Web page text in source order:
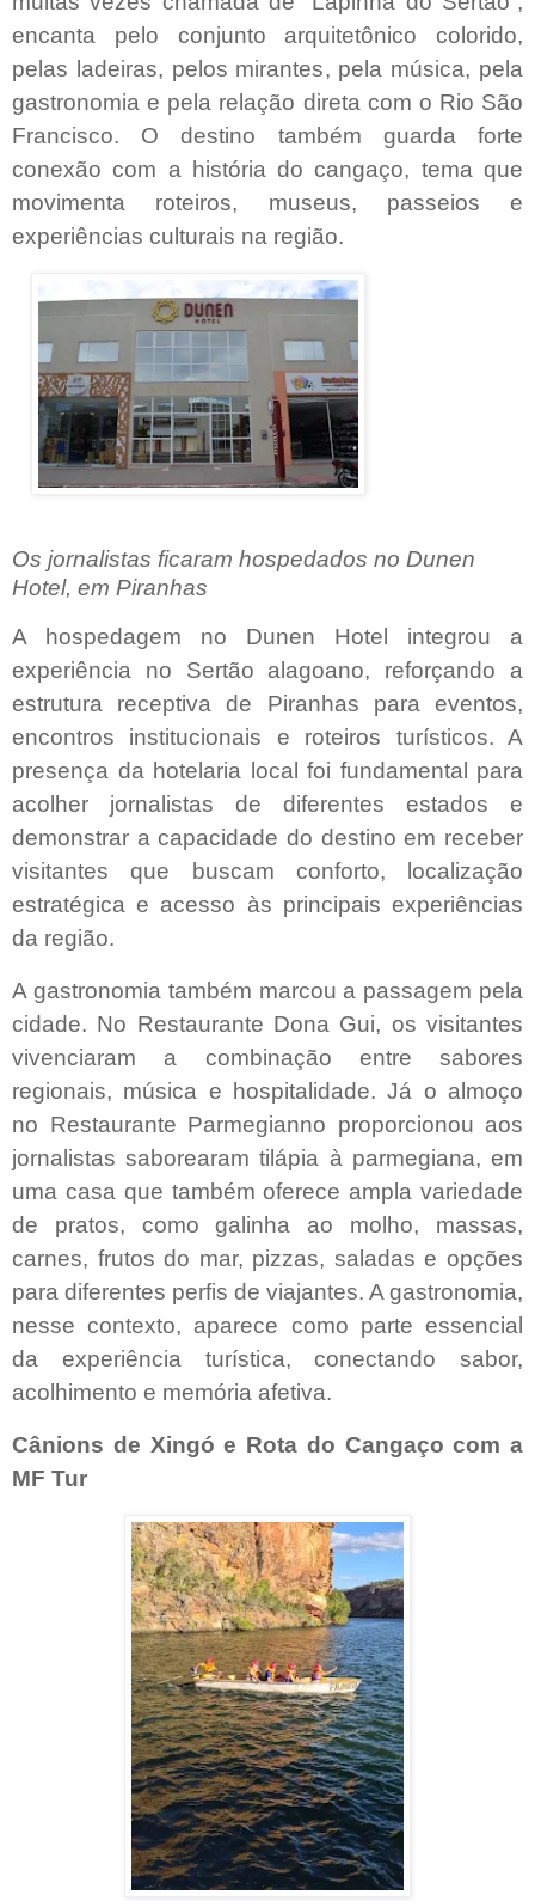
encanta pelo conjunto arquitetônico colorido,
pelas ladeiras, pelos mirantes, pela música, pela
gastronomia e pela relação direta com o Rio São
Francisco. O destino também guarda forte
conexão com a história do cangaço, tema que
movimenta roteiros, museus, passeios e
experiências culturais na região.
Os jornalistas ficaram hospedados no Dunen
Hotel, em Piranhas
A hospedagem no Dunen Hotel integrou a
experiência no Sertão alagoano, reforçando a
estrutura receptiva de Piranhas para eventos,
encontros institucionais e roteiros turísticos. A
presença da hotelaria local foi fundamental para
acolher jornalistas de diferentes estados e
demonstrar a capacidade do destino em receber
visitantes que buscam conforto, localização
estratégica e acesso às principais experiências
da região.
A gastronomia também marcou a passagem pela
cidade. No Restaurante Dona Gui, os visitantes
vivenciaram a combinação entre sabores
regionais, música e hospitalidade. Já o almoço
no Restaurante Parmegianno proporcionou aos
jornalistas saborearam tilápia à parmegiana, em
uma casa que também oferece ampla variedade
de pratos, como galinha ao molho, massas,
carnes, frutos do mar, pizzas, saladas e opções
para diferentes perfis de viajantes. A gastronomia,
nesse contexto, aparece como parte essencial
da experiência turística, conectando sabor,
acolhimento e memória afetiva.
Cânions de Xingó e Rota do Cangaço com a
MF Tur